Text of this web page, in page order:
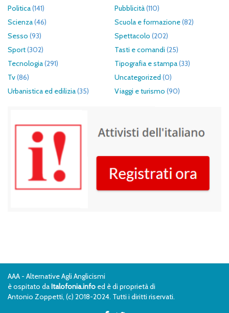
Politica(141) Pubblicità(110)
Scienza(46) Scuola e formazione(82)
Sesso (93) Spettacolo (202)
Sport(302) Tasti e comandi (25)
Tecnologia(291) Tipografia e stampa(33)
Tv(86) Uncategorized (0)
Urbanistica ed edilizia(35) Viaggi e turismo (90)
AAA - Alternative Agli Anglicismi
è ospitato daItalofonia.info ed è di proprietà di
Antonio Zoppetti, (c) 2018-2024. Tutti i diritti riservati.